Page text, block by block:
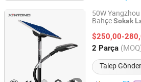
50W Yangzhou
BahçeSokak
$250,00-
2 Parça
Talep Gönder
Yangzhou Xintong Transport
Jiangsu, China Fiyat